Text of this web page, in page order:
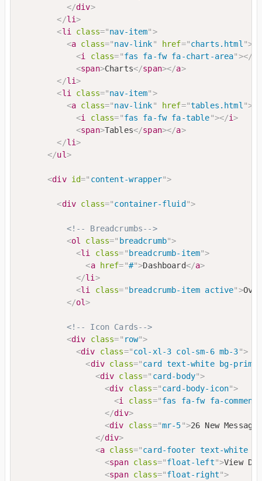
</div>
</li>
<li class="nav-item">
<a class="nav-link" href="charts.html ">
<i class="fas fa-fw fa-chart-area"></
<span>Charts</span></a>
</li>
<li class="nav-item">
<a class="nav-link" href="tables.html ">
<i class="fas fa-fw fa-table"></i>
<span>Tables</span></a>
</li>
</ul>
<div id=" content-wrapper">
<div class="container-fluid ">
<!-- Breadcrumbs-->
<ol class=" breadcrumb">
<li class=" breadcrumb-item">
<a href="#">Dashboard</a>
</li >
<li class=" breadcrumb-item active">
</ol>
<!-- Icon Cards-->
<div class=" row">
<div class="col-xl-3 col-sm-6 mb-3">
<div class="card text-white bg-
<div class=" card-body">
<div class="card-body-icon">
<i class="fas fa-fw fa-comments
</div>
<div class="mr-5">26 New
</div>
<a class="card-footer text-white
<span class="float-left">View
<span class="float-right">